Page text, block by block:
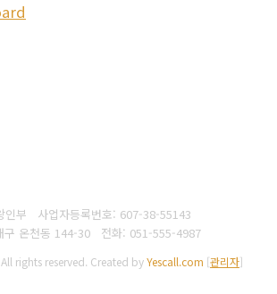
인부 사업자등록번호: 607-38-55143
구 온천동 144-30 전화: 051-555-4987
rights reserved. Created byYescall.com [관리자]